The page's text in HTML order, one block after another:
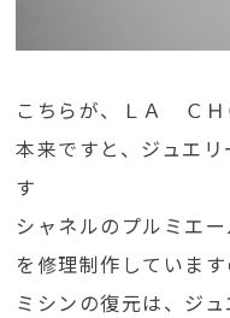
こちらが、ＬＡ Ｃ
本来ですと、ジュエ
す
シャネルのプルミエ
を修理制作していま
ミシンの復元は、ジ